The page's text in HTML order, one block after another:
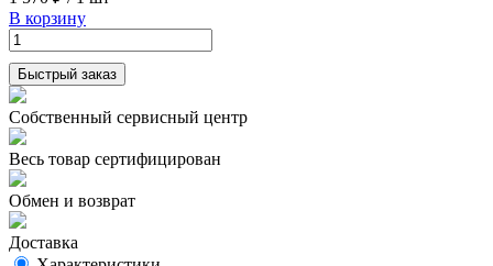
В корзину
Быстрый заказ
Собственный сервисный центр
Весь товар сертифицирован
Обмен и возврат
Доставка